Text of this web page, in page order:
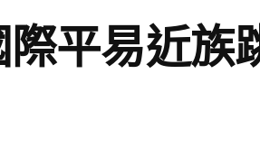
平易近族